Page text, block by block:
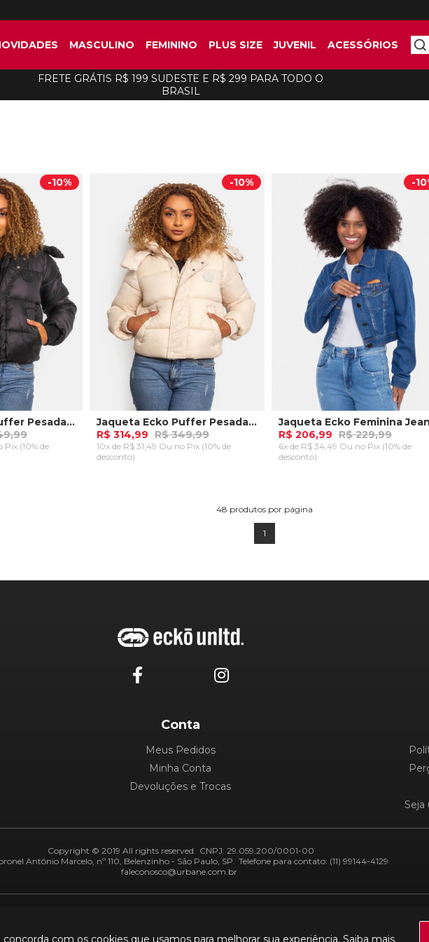
MASCULINO FEMININO PLUS SIZE JUVENIL ACESSÓRIOS
FRETE GRÁTIS R$ 199 SUDESTE E R$ 299 PARA TODO O
BRASIL
com os cookies que usamos para melhorar sua experiência. Saiba mais.
-10%
Jaqueta Ecko Puffer Pesada Preta
Pix (10% de
-10%
Jaqueta Ecko Puffer Pesada Areia
R$ 314,99 R$ 349,99
10x de R$ 31,49 Ou no Pix (10% de
desconto)
-
R$ 206,99 R$ 229,99
6x de R$ 34,49 Ou no Pix (10% de
desconto)
48 produtos por página
1
Conta
Meus Pedidos
Minha Conta
Devoluções e Trocas
Copyright © 2019 All rights reserved. CNPJ: 29.059.200/0001-00
Antônio Marcelo, nº 110, Belenzinho - São Paulo, SP. Telefone para contato: (11) 99144-4129
faleconosco@urbane.com.br